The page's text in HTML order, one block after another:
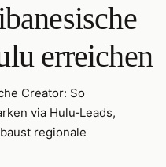
erreichen
Creator: So
via Hulu‑Leads,
regionale